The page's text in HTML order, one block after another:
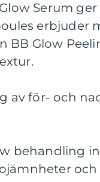
Serum
erbjuder
BB Glow
av för- och
behandling